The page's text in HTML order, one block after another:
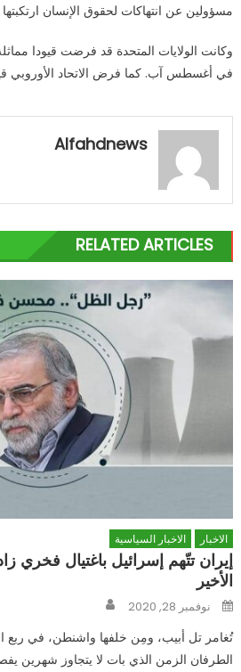
مسؤولين عن انتهاكات لحقوق الإنسان
وكانت الولايات المتحدة قد فرضت قيودا
في أغسطس آب. كما فرض الاتحاد الأوروبي
Alfahdnews
RELATED ARTICLES
الاخبار الاخبار السياسية
إيران تتّهم إسرائيل باغتيال فخري
الأخير
Posted
onنوفمبر 28, 2020
تُغامر تل أبيب، ومِن خلفها واشنطن، في ربع
الطرفان الزمن الذي بات لا يتجاوز شهرين